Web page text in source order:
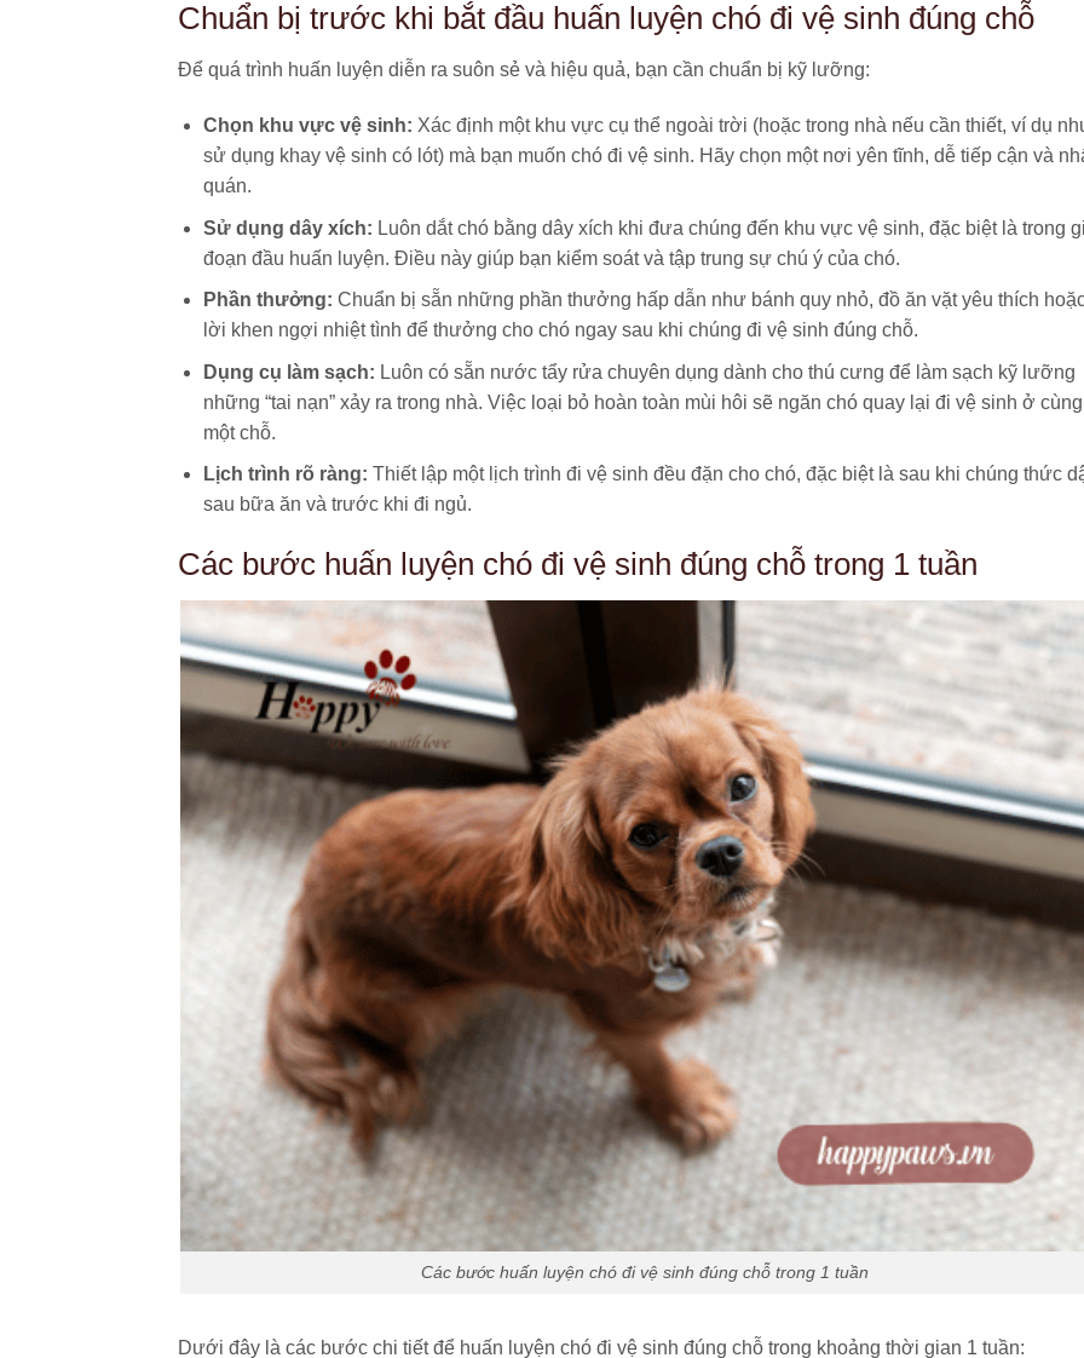
Chuẩn bị trước khi bắt đầu huấn luyện chó đi vệ sinh đúng chỗ
Để quá trình huấn luyện diễn ra suôn sẻ và hiệu quả, bạn cần chuẩn bị kỹ lưỡng:
Chọn khu vực vệ sinh: Xác định một khu vực cụ thể ngoài trời (hoặc trong nhà nếu cần thiết, ví dụ
sử dụng khay vệ sinh có lót) mà bạn muốn chó đi vệ sinh. Hãy chọn một nơi yên tĩnh, dễ tiếp cận và
quán.
Sử dụng dây xích: Luôn dắt chó bằng dây xích khi đưa chúng đến khu vực vệ sinh, đặc biệt là trong
đoạn đầu huấn luyện. Điều này giúp bạn kiểm soát và tập trung sự chú ý của chó.
Phần thưởng: Chuẩn bị sẵn những phần thưởng hấp dẫn như bánh quy nhỏ, đồ ăn vặt yêu thích
lời khen ngợi nhiệt tình để thưởng cho chó ngay sau khi chúng đi vệ sinh đúng chỗ.
Dụng cụ làm sạch: Luôn có sẵn nước tẩy rửa chuyên dụng dành cho thú cưng để làm sạch kỹ lưỡng
những “tai nạn” xảy ra trong nhà. Việc loại bỏ hoàn toàn mùi hôi sẽ ngăn chó quay lại đi vệ sinh ở cùng
một chỗ.
Lịch trình rõ ràng: Thiết lập một lịch trình đi vệ sinh đều đặn cho chó, đặc biệt là sau khi chúng thức
sau bữa ăn và trước khi đi ngủ.
Các bước huấn luyện chó đi vệ sinh đúng chỗ trong 1 tuần
Các bước huấn luyện chó đi vệ sinh đúng chỗ trong 1 tuần
Dưới đây là các bước chi tiết để huấn luyện chó đi vệ sinh đúng chỗ trong khoảng thời gian 1 tuần: